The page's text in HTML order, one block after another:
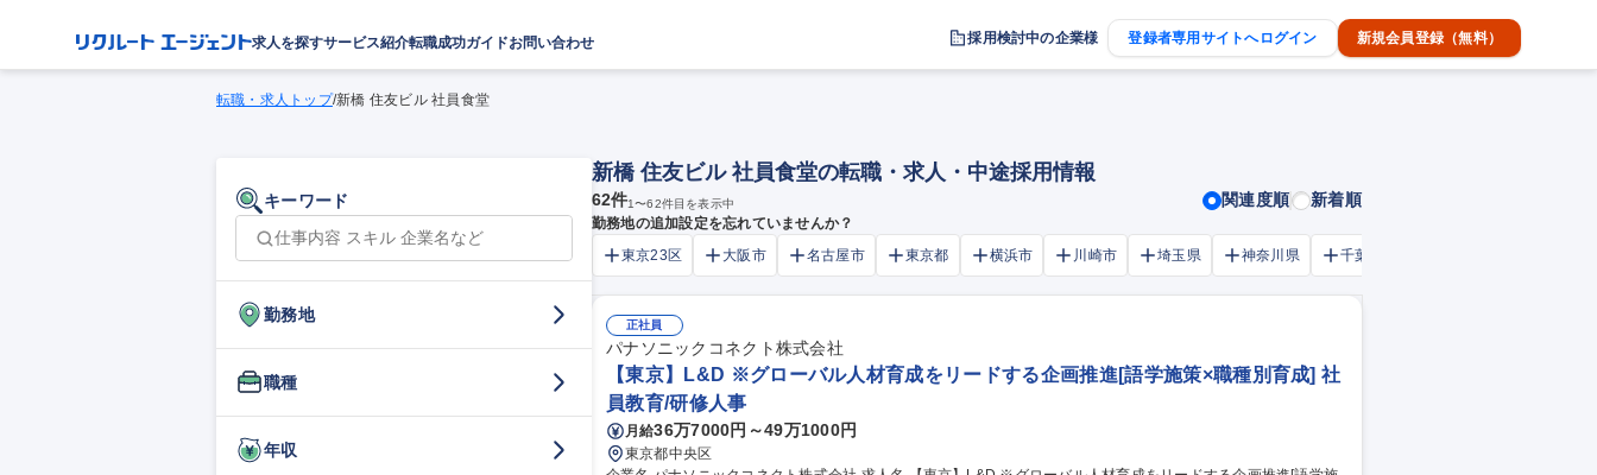
求人を探すサービス紹介転職成功ガイドお問い合わせ 採用検討中の企業様 登録者専用サイトへログイン 新規会員登録（無料）
転職・求人トップ/新橋 住友ビル 社員食堂
キーワード
勤務地
職種
年収
新橋 住友ビル 社員食堂の転職・求人・中途採用情報
62件1〜62件目を表示中 関連度順 新着順
勤務地の追加設定を忘れていませんか？
東京23区
大阪市 名古屋市 東京都 横浜市 川崎市 埼玉県 神奈川県 千葉市
正社員
パナソニックコネクト株式会社
【東京】L&D ※グローバル人材育成をリードする企画推進[語学施策×職種別育成] 社
員教育/研修人事
月給36万7000円～49万1000円
東京都中央区